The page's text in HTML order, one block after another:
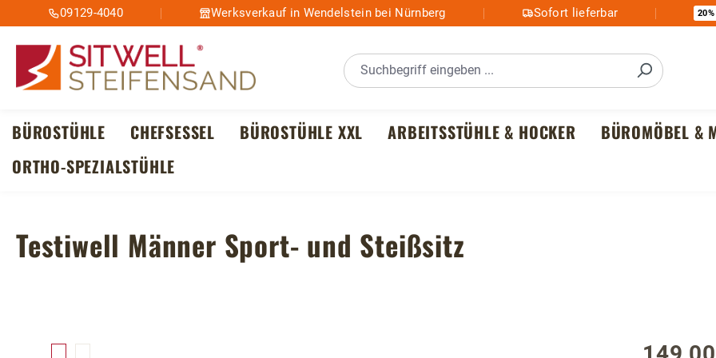
Hauptinhalt springen
Zur Suche springen
Zur Hauptnavigation springen
09129-4040 Werksverkauf in Wendelstein bei Nürnberg Sofort lieferbar 20%
BÜROSTÜHLE CHEFSESSEL BÜROSTÜHLE XXL ARBEITSSTÜHLE & HOCKER BÜROMÖBEL &
ORTHO-SPEZIALSTÜHLE
Testiwell Männer Sport- und Steißsitz
Regulärer